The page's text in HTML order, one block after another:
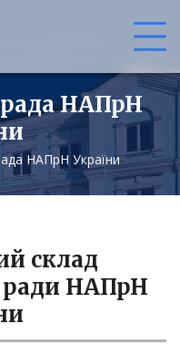
НАПрН
НАПрН України
склад
ради НАПрН